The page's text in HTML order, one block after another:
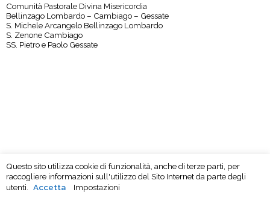
Comunità Pastorale Divina Misericordia
Bellinzago Lombardo – Cambiago – Gessate
S. Michele Arcangelo Bellinzago Lombardo
S. Zenone Cambiago
SS. Pietro e Paolo Gessate
Questo sito utilizza cookie di funzionalità, anche di terze parti, per
raccogliere informazioni sull'utilizzo del Sito Internet da parte degli
utenti.
Accetta Impostazioni